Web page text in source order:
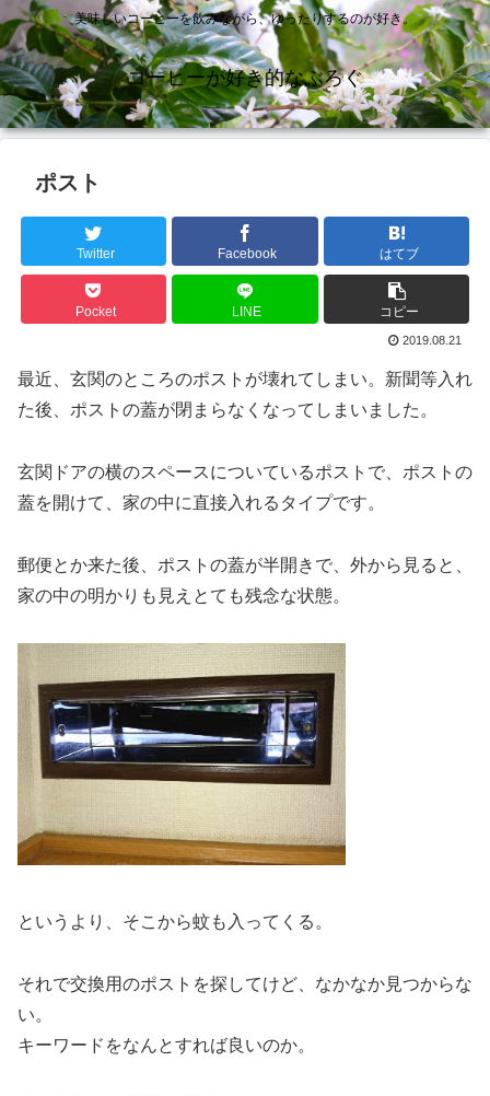
美味しいコーヒーを飲みながら、ゆったりするのが好き。
コーヒーが好き的なぶろぐ
ポスト
Twitter Facebook はてブ
Pocket LINE コピー
2019.08.21
最近、玄関のところのポストが壊れてしまい。新聞等入れ
た後、ポストの蓋が閉まらなくなってしまいました。
玄関ドアの横のスペースについているポストで、ポストの
蓋を開けて、家の中に直接入れるタイプです。
郵便とか来た後、ポストの蓋が半開きで、外から見ると、
家の中の明かりも見えとても残念な状態。
というより、そこから蚊も入ってくる。
それで交換用のポストを探してけど、なかなか見つからな
い。
キーワードをなんとすれば良いのか。